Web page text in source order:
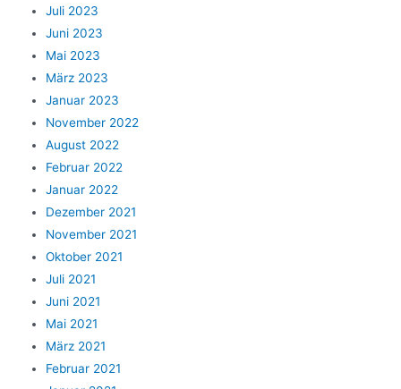
Juli 2023
Juni 2023
Mai 2023
März 2023
Januar 2023
November 2022
August 2022
Februar 2022
Januar 2022
Dezember 2021
November 2021
Oktober 2021
Juli 2021
Juni 2021
Mai 2021
März 2021
Februar 2021